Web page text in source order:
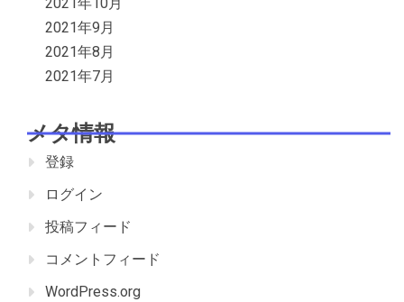
2021年9月
2021年8月
2021年7月
メタ情報
登録
ログイン
投稿フィード
コメントフィード
WordPress.org